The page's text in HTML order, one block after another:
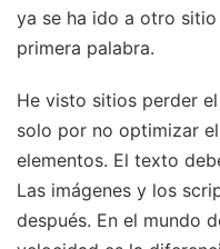
ya se ha ido a otro
primera palabra.
He visto sitios perder
solo por no optimizar
elementos. El texto
Las imágenes y los
después. En el mundo